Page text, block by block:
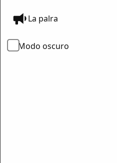
La palra
Modo oscuro